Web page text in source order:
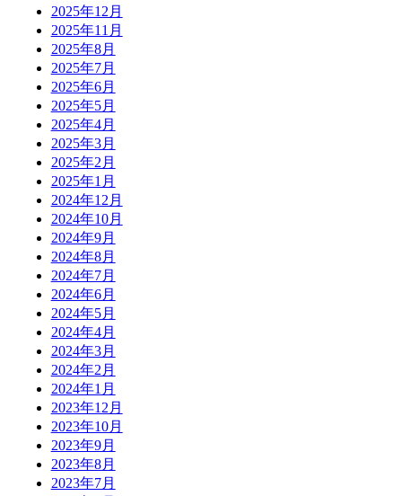
2025年12月
2025年11月
2025年8月
2025年7月
2025年6月
2025年5月
2025年4月
2025年3月
2025年2月
2025年1月
2024年12月
2024年10月
2024年9月
2024年8月
2024年7月
2024年6月
2024年5月
2024年4月
2024年3月
2024年2月
2024年1月
2023年12月
2023年10月
2023年9月
2023年8月
2023年7月